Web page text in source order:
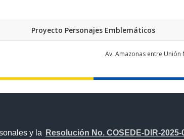
y la Resolución No. COSEDE-DIR-
Proyecto Personajes Emblemáticos
Av. Amazonas entre